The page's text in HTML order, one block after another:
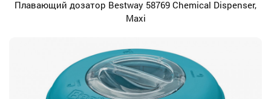
Плавающий дозатор Bestway 58769 Chemical Dispenser,
Maxi